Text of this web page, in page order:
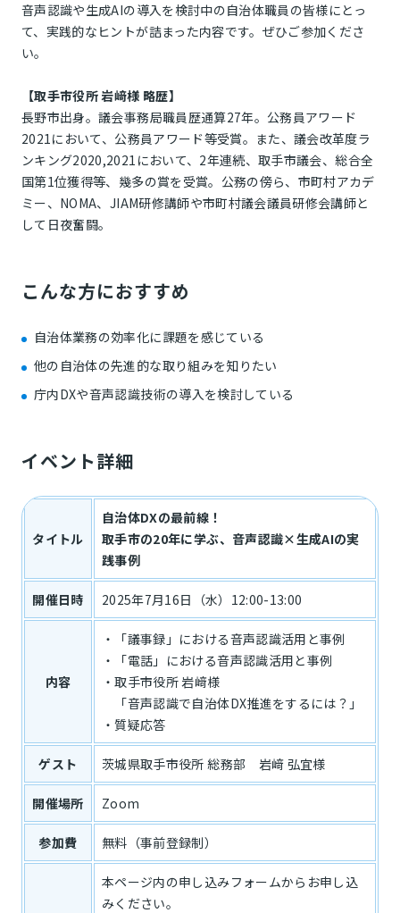
音声認識や生成AIの導入を検討中の自治体職員の皆様にとっ
て、実践的なヒントが詰まった内容です。ぜひご参加くださ
い。
【取手市役所 岩﨑様 略歴】
長野市出身。議会事務局職員歴通算27年。公務員アワード
2021において、公務員アワード等受賞。また、議会改革度ラ
ンキング2020,2021において、2年連続、取手市議会、総合全
国第1位獲得等、幾多の賞を受賞。公務の傍ら、市町村アカデ
ミー、NOMA、JIAM研修講師や市町村議会議員研修会講師と
して日夜奮闘。
こんな方におすすめ
自治体業務の効率化に課題を感じている
他の自治体の先進的な取り組みを知りたい
庁内DXや音声認識技術の導入を検討している
イベント詳細
タイトル
自治体DXの最前線！
取手市の20年に学ぶ、音声認識×生成AIの実
践事例
開催日時 2025年7月16日（水）12:00-13:00
内容
・「議事録」における音声認識活用と事例
・「電話」における音声認識活用と事例
・取手市役所 岩﨑様
「音声認識で自治体DX推進をするには？」
・質疑応答
ゲスト 茨城県取手市役所 総務部 岩﨑 弘宜様
開催場所 Zoom
参加費 無料（事前登録制）
本ページ内の申し込みフォームからお申し込
みください。